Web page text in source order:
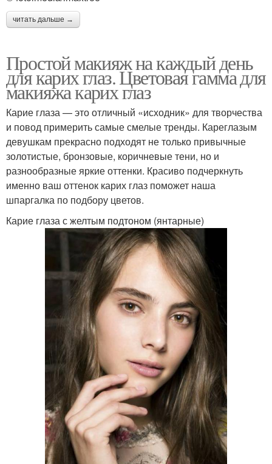
читать дальше →
Простой макияж на каждый день
для карих глаз. Цветовая гамма для
макияжа карих глаз
Карие глаза — это отличный «исходник» для творчества
и повод примерить самые смелые тренды. Кареглазым
девушкам прекрасно подходят не только привычные
золотистые, бронзовые, коричневые тени, но и
разнообразные яркие оттенки. Красиво подчеркнуть
именно ваш оттенок карих глаз поможет наша
шпаргалка по подбору цветов.
Карие глаза с желтым подтоном (янтарные)